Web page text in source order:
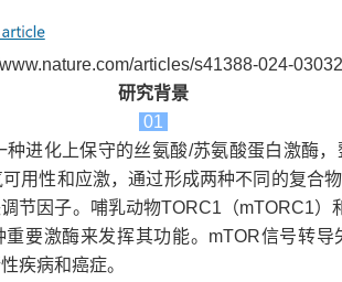
articles/s41388-024-
研究背景
01
种进化上保守的丝氨酸/苏氨酸蛋白激酶
用性和应激，通过形成两种不同的复合
节因子。哺乳动物TORC1（mTORC1）
要激酶来发挥其功能。mTOR信号转导
疾病和癌症。